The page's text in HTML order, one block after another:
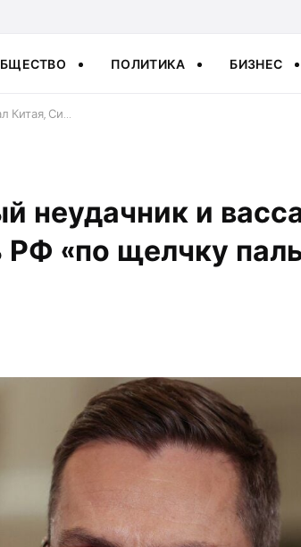
ПОЛИТИКА БИЗНЕС
Китая, Си…
неудачник и
«по щелчку